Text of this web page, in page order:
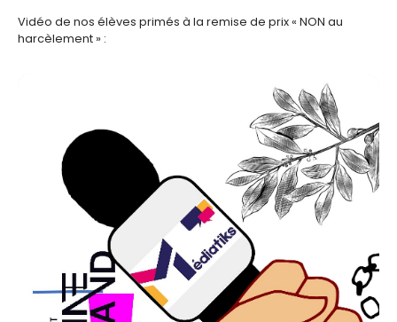
Vidéo de nos élèves primés à la remise de prix « NON au
harcèlement » :